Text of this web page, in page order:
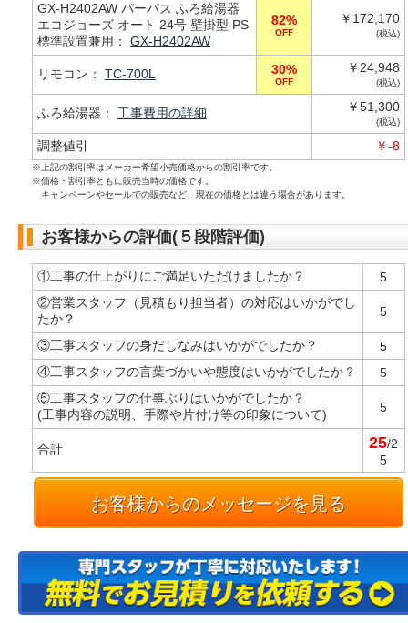
GX-H2402AW パーパス ふろ給湯器
エコジョーズ オート 24号 壁掛型 PS
標準設置兼用： GX-H2402AW
82%
OFF
￥172,170
(税込)
リモコン： TC-700L 30%
OFF
￥24,948
(税込)
ふろ給湯器： 工事費用の詳細 ￥51,300
(税込)
調整値引 ￥-8
※上記の割引率はメーカー希望小売価格からの割引率です。
※価格・割引率ともに販売当時の価格です。
キャンペーンやセールでの販売など、現在の価格とは違う場合があります。
お客様からの評価(５段階評価)
①工事の仕上がりにご満足いただけましたか？
5
②営業スタッフ（見積もり担当者）の対応はいかがでし
たか？
5
③工事スタッフの身だしなみはいかがでしたか？
5
④工事スタッフの言葉づかいや態度はいかがでしたか？
5
⑤工事スタッフの仕事ぶりはいかがでしたか？
(工事内容の説明、手際や片付け等の印象について)
5
合計 25/2
5
お客様からのメッセージを見る